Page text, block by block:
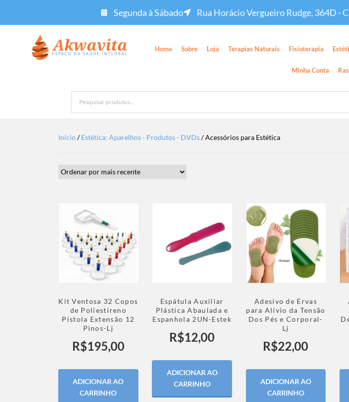
Segunda à Sábado Rua Horácio Vergueiro Rudge, 364D -
Home Sobre Loja Terapias Naturais Fisioterapia
Minha Conta
Início/Estética: Aparelhos - Produtos - DVDs/ Acessórios para Estética
Kit Ventosa 32 Copos
de Poliestireno
Pistola Extensão 12
Pinos-Lj
R$195,00
ADICIONAR AO
CARRINHO
Espátula Auxiliar
Plástica Abaulada e
Espanhola 2UN-Estek
R$12,00
ADICIONAR AO
CARRINHO
Adesivo de Ervas
para Alívio da Tensão
Dos Pés e Corporal-
Lj
R$22,00
ADICIONAR AO
CARRINHO